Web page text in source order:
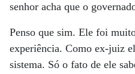
senhor acha que o
Penso que sim. Ele foi
experiência. Como ex-juiz
sistema. Só o fato de ele